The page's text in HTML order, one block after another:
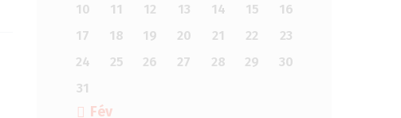
10
11 12 13 14 15
16
17
18 19 20 21 22
23
24
25 26 27 28 29
30
31
« Fév